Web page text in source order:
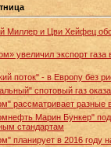
Миллер и Цви Хейфец
увеличил экспорт
поток" - в Европу без
спотовый газ
рассматривает разные
Марин Бункер"
стандартам
планирует в 2016 году